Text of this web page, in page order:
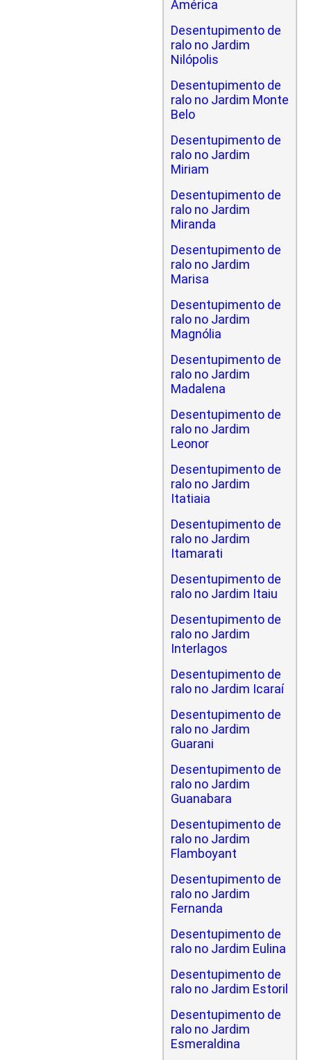
América
Desentupimento de
ralo no Jardim
Nilópolis
Desentupimento de
ralo no Jardim Monte
Belo
Desentupimento de
ralo no Jardim
Miriam
Desentupimento de
ralo no Jardim
Miranda
Desentupimento de
ralo no Jardim
Marisa
Desentupimento de
ralo no Jardim
Magnólia
Desentupimento de
ralo no Jardim
Madalena
Desentupimento de
ralo no Jardim
Leonor
Desentupimento de
ralo no Jardim
Itatiaia
Desentupimento de
ralo no Jardim
Itamarati
Desentupimento de
ralo no Jardim Itaiu
Desentupimento de
ralo no Jardim
Interlagos
Desentupimento de
ralo no Jardim Icaraí
Desentupimento de
ralo no Jardim
Guarani
Desentupimento de
ralo no Jardim
Guanabara
Desentupimento de
ralo no Jardim
Flamboyant
Desentupimento de
ralo no Jardim
Fernanda
Desentupimento de
ralo no Jardim Eulina
Desentupimento de
ralo no Jardim Estoril
Desentupimento de
ralo no Jardim
Esmeraldina